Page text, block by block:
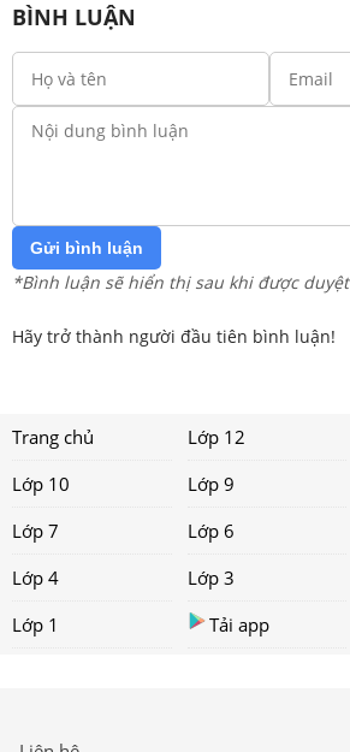
BÌNH LUẬN
Gửi bình luận
*Bình luận sẽ hiển thị sau khi được duyệt
Hãy trở thành người đầu tiên bình luận!
Trang chủ Lớp 12
Lớp 10
Lớp 9
Lớp 7
Lớp 6
Lớp 4
Lớp 3
Lớp 1
Tải app